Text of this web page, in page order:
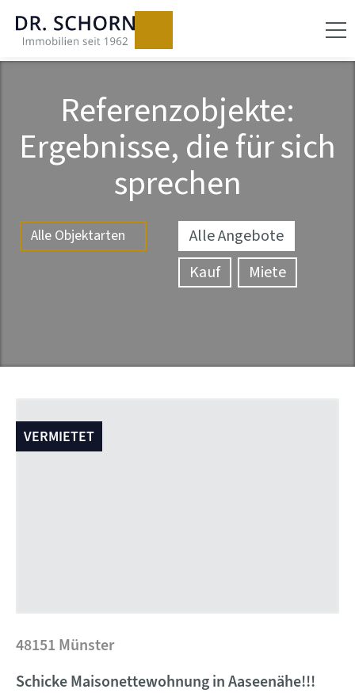
Referenzobjekte:
Ergebnisse, die für sich
sprechen
Alle Angebote
Kauf
Miete
VERMIETET
48151 Münster
Schicke Maisonettewohnung in Aaseenähe!!!